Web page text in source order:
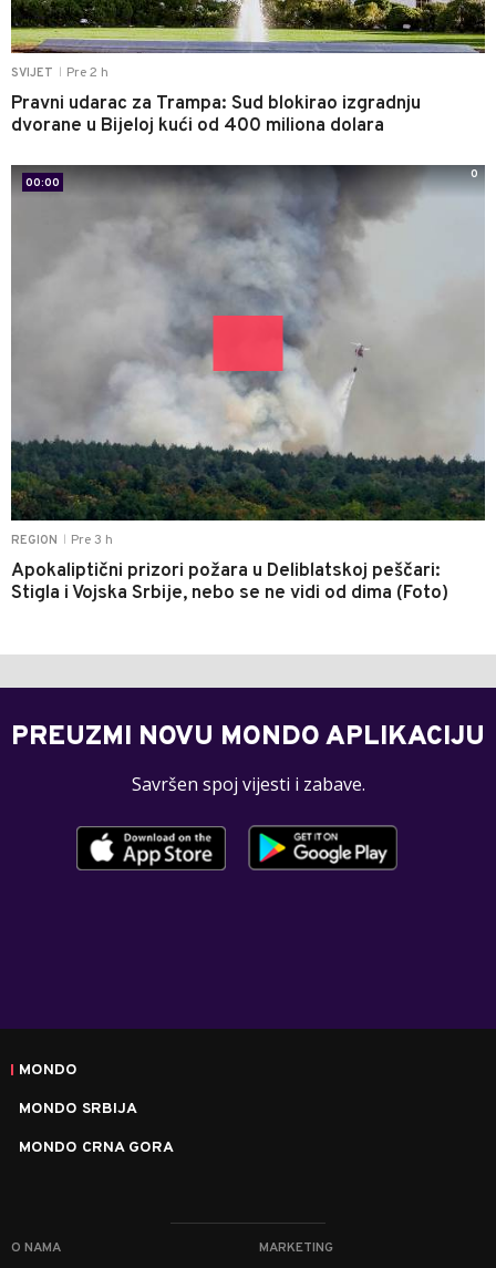
SVIJET Pre 2 h
Pravni udarac za Trampa: Sud blokirao izgradnju
dvorane u Bijeloj kući od 400 miliona dolara
REGION Pre 3 h
Apokaliptični prizori požara u Deliblatskoj peščari:
Stigla i Vojska Srbije, nebo se ne vidi od dima (Foto)
00:00
0
PREUZMI NOVU MONDO APLIKACIJU
Savršen spoj vijesti i zabave.
MONDO
MONDO SRBIJA
MONDO CRNA GORA
O NAMA MARKETING